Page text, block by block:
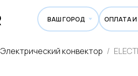
ОПЛАТА И
ВАШ ГОРОД
Электрический конвектор